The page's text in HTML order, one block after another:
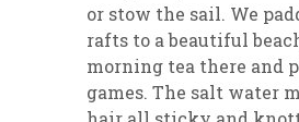
or stow the sail. We
rafts to a beautiful
morning tea there and
games. The salt water